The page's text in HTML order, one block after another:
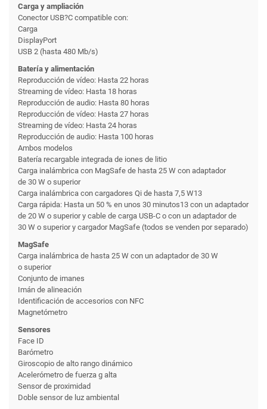
Carga y ampliación
Conector USB?C compatible con:
Carga
DisplayPort
USB 2 (hasta 480 Mb/s)
Batería y alimentación
Reproducción de vídeo: Hasta 22 horas
Streaming de vídeo: Hasta 18 horas
Reproducción de audio: Hasta 80 horas
Reproducción de vídeo: Hasta 27 horas
Streaming de vídeo: Hasta 24 horas
Reproducción de audio: Hasta 100 horas
Ambos modelos
Batería recargable integrada de iones de litio
Carga inalámbrica con MagSafe de hasta 25 W con adaptador
de 30 W o superior
Carga inalámbrica con cargadores Qi de hasta 7,5 W13
Carga rápida: Hasta un 50 % en unos 30 minutos13 con un adaptador
de 20 W o superior y cable de carga USB-C o con un adaptador de
30 W o superior y cargador MagSafe (todos se venden por separado)
MagSafe
Carga inalámbrica de hasta 25 W con un adaptador de 30 W
o superior
Conjunto de imanes
Imán de alineación
Identificación de accesorios con NFC
Magnetómetro
Sensores
Face ID
Barómetro
Giroscopio de alto rango dinámico
Acelerómetro de fuerza g alta
Sensor de proximidad
Doble sensor de luz ambiental